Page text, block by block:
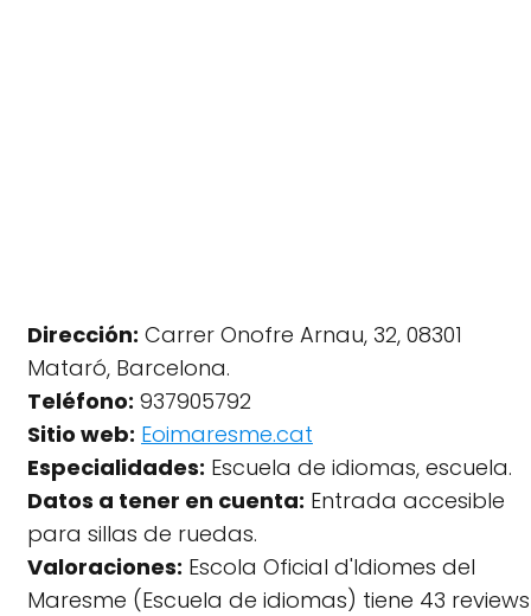
Dirección: Carrer Onofre Arnau, 32, 08301
Mataró, Barcelona.
Teléfono: 937905792
Sitio web: Eoimaresme.cat
Especialidades: Escuela de idiomas, escuela.
Datos a tener en cuenta: Entrada accesible
para sillas de ruedas.
Valoraciones: Escola Oficial d'Idiomes del
Maresme (Escuela de idiomas) tiene 43 reviews